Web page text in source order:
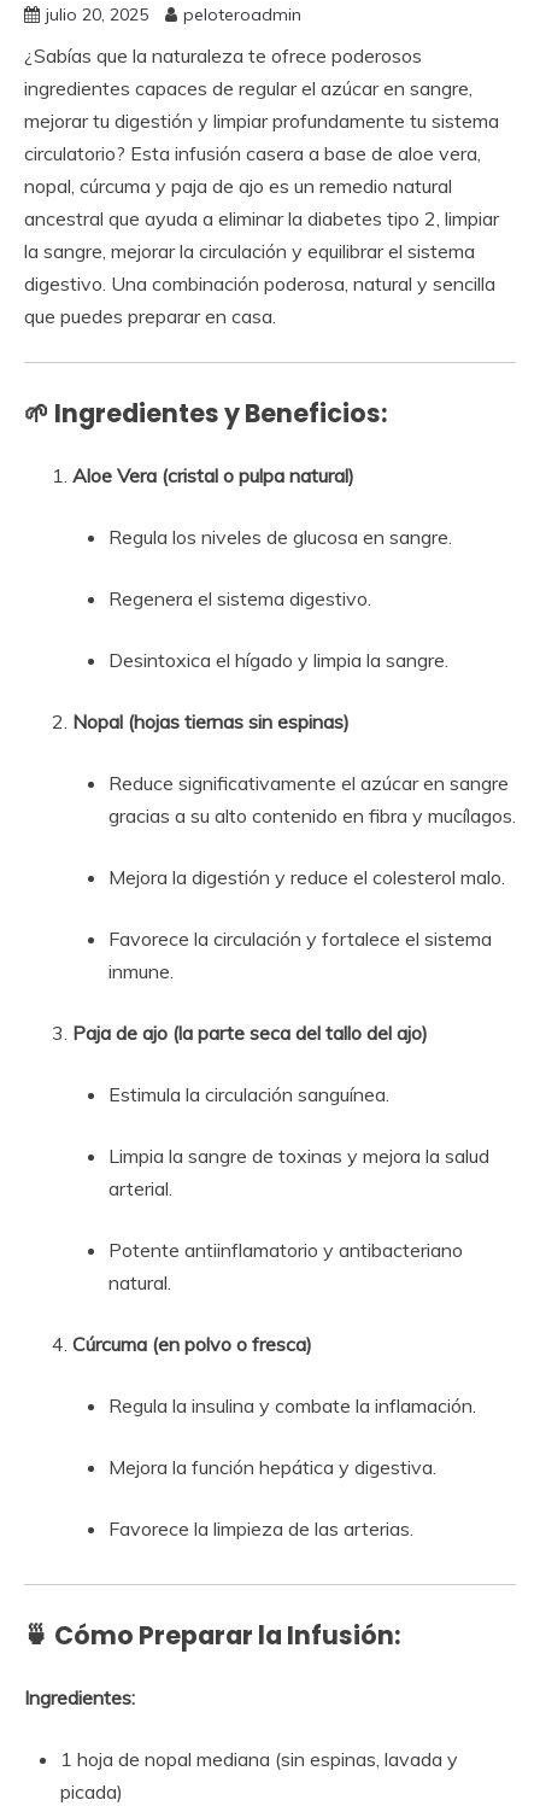
julio 20, 2025 peloteroadmin
¿Sabías que la naturaleza te ofrece poderosos
ingredientes capaces de regular el azúcar en sangre,
mejorar tu digestión y limpiar profundamente tu sistema
circulatorio? Esta infusión casera a base de aloe vera,
nopal, cúrcuma y paja de ajo es un remedio natural
ancestral que ayuda a eliminar la diabetes tipo 2, limpiar
la sangre, mejorar la circulación y equilibrar el sistema
digestivo. Una combinación poderosa, natural y sencilla
que puedes preparar en casa.
🌱 Ingredientes y Beneficios:
Aloe Vera (cristal o pulpa natural)
Regula los niveles de glucosa en sangre.
Regenera el sistema digestivo.
Desintoxica el hígado y limpia la sangre.
Nopal (hojas tiernas sin espinas)
Reduce significativamente el azúcar en sangre
gracias a su alto contenido en fibra y mucílagos.
Mejora la digestión y reduce el colesterol malo.
Favorece la circulación y fortalece el sistema
inmune.
Paja de ajo (la parte seca del tallo del ajo)
Estimula la circulación sanguínea.
Limpia la sangre de toxinas y mejora la salud
arterial.
Potente antiinflamatorio y antibacteriano
natural.
Cúrcuma (en polvo o fresca)
Regula la insulina y combate la inflamación.
Mejora la función hepática y digestiva.
Favorece la limpieza de las arterias.
🍵 Cómo Preparar la Infusión:
Ingredientes:
1 hoja de nopal mediana (sin espinas, lavada y
picada)